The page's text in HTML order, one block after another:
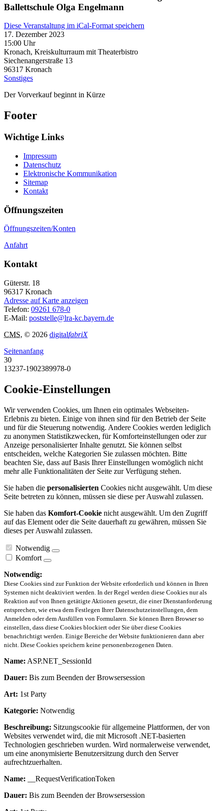
Ballettschule Olga Engelmann
Diese Veranstaltung im iCal-Format speichern
17. Dezember 2023
15:00 Uhr
Kronach, Kreiskulturraum mit Theaterbistro
Siechenangerstraße 13
96317 Kronach
Sonstiges
Der Vorverkauf beginnt in Kürze
Footer
Wichtige Links
Impressum
Datenschutz
Elektronische Kommunikation
Sitemap
Kontakt
Öffnungszeiten
Öffnungszeiten/Konten
Anfahrt
Kontakt
Güterstr. 18
96317 Kronach
Adresse auf Karte anzeigen
Telefon: 09261 678-0
E-Mail: poststelle@lra-kc.bayern.de
CMS, © 2026 digitalfabriX
Seitenanfang
30
13237-1902389978-0
Cookie-Einstellungen
Wir verwenden Cookies, um Ihnen ein optimales Webseiten-
Erlebnis zu bieten. Einige von ihnen sind für den Betrieb der Seite
und für die Steuerung notwendig. Andere Cookies werden lediglich
zu anonymen Statistikzwecken, für Komforteinstellungen oder zur
Anzeige personalisierter Inhalte genutzt. Sie können selbst
entscheiden, welche Kategorien Sie zulassen möchten. Bitte
beachten Sie, dass auf Basis Ihrer Einstellungen womöglich nicht
mehr alle Funktionalitäten der Seite zur Verfügung stehen.
Sie haben die personalisierten Cookies nicht ausgewählt. Um diese
Seite betreten zu können, müssen sie diese per Auswahl zulassen.
Sie haben das Komfort-Cookie nicht ausgewählt. Um den Zugriff
auf das Element oder die Seite dauerhaft zu gewähren, müssen Sie
dieses per Auswahl zulassen.
Notwendig
Komfort
Notwendig:
Diese Cookies sind zur Funktion der Website erforderlich und können in Ihren
Systemen nicht deaktiviert werden. In der Regel werden diese Cookies nur als
Reaktion auf von Ihnen getätigte Aktionen gesetzt, die einer Dienstanforderung
entsprechen, wie etwa dem Festlegen Ihrer Datenschutzeinstellungen, dem
Anmelden oder dem Ausfüllen von Formularen. Sie können Ihren Browser so
einstellen, dass diese Cookies blockiert oder Sie über diese Cookies
benachrichtigt werden. Einige Bereiche der Website funktionieren dann aber
nicht. Diese Cookies speichern keine personenbezogenen Daten.
Name: ASP.NET_SessionId
Dauer: Bis zum Beenden der Browsersession
Art: 1st Party
Kategorie: Notwendig
Beschreibung: Sitzungscookie für allgemeine Plattformen, der von
Websites verwendet wird, die mit Microsoft .NET-basierten
Technologien geschrieben wurden. Wird normalerweise verwendet,
um eine anonymisierte Benutzersitzung durch den Server
aufrechtzuerhalten.
Name: __RequestVerificationToken
Dauer: Bis zum Beenden der Browsersession